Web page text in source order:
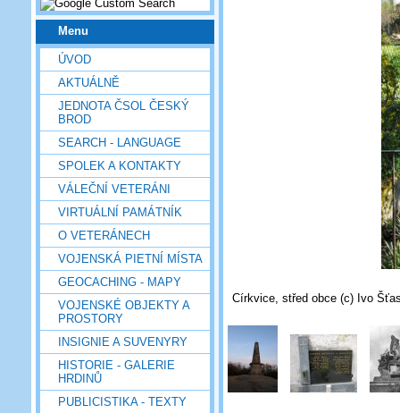
Menu
ÚVOD
AKTUÁLNĚ
JEDNOTA ČSOL ČESKÝ
BROD
SEARCH - LANGUAGE
SPOLEK A KONTAKTY
VÁLEČNÍ VETERÁNI
VIRTUÁLNÍ PAMÁTNÍK
O VETERÁNECH
VOJENSKÁ PIETNÍ MÍSTA
GEOCACHING - MAPY
VOJENSKÉ OBJEKTY A
PROSTORY
INSIGNIE A SUVENYRY
HISTORIE - GALERIE
HRDINŮ
PUBLICISTIKA - TEXTY
Církvice, střed obce (c) Ivo